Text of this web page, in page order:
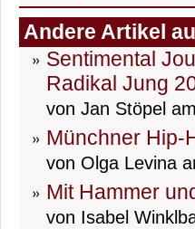
Andere Artikel
Sentimental
Radikal Jung
von Jan Stöpel
Münchner Hip-
von Olga Levina
Mit Hammer
von Isabel